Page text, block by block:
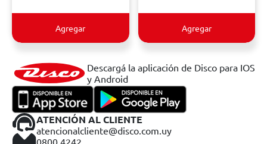
Agregar Agregar
Descargá la aplicación de Disco para IOS
y Android
ATENCIÓN AL CLIENTE
atencionalcliente@disco.com.uy
0800 4242